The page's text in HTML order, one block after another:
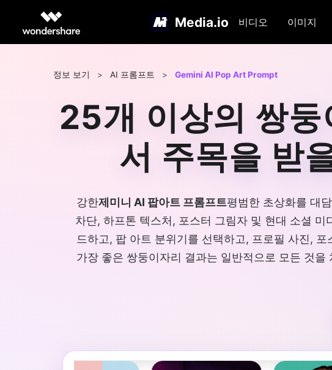
Media.io 비디오 이미지
정보 보기 > AI 프롬프트 > Gemini AI Pop Art Prompt
25개 이상의 쌍
서 주목을 받
강한제미니 AI 팝아트 프롬프트평범한 초상화를 대
차단, 하프톤 텍스처, 포스터 그림자 및 현대 소셜
드하고, 팝 아트 분위기를 선택하고, 프로필 사진,
가장 좋은 쌍둥이자리 결과는 일반적으로 모든 것